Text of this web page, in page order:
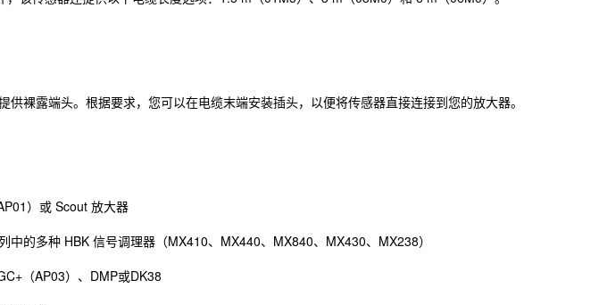
裸露端头。根据要求，您可以在电缆末端安装插头，以便将传感器直接连接到您的放大器。
）或 Scout 放大器
的多种 HBK 信号调理器（MX410、MX440、MX840、MX430、MX238）
（AP03）、DMP或DK38